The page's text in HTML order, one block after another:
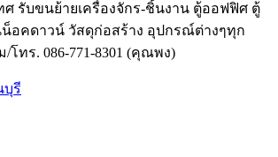
ศ รับขนย้ายเครื่องจักร-ชิ้นงาน ตู้ออฟฟิศ ตู้
อคดาวน์ วัสดุก่อสร้าง อุปกรณ์ต่างๆทุก
ทร. 086-771-8301 (คุณพง)